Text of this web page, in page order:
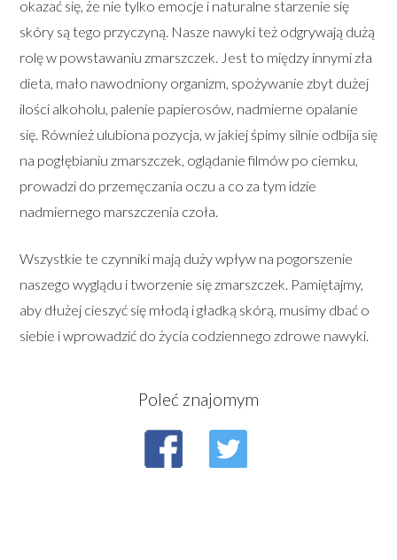
okazać się, że nie tylko emocje i naturalne starzenie się
skóry są tego przyczyną. Nasze nawyki też odgrywają dużą
rolę w powstawaniu zmarszczek. Jest to między innymi zła
dieta, mało nawodniony organizm, spożywanie zbyt dużej
ilości alkoholu, palenie papierosów, nadmierne opalanie
się. Również ulubiona pozycja, w jakiej śpimy silnie odbija się
na pogłębianiu zmarszczek, oglądanie filmów po ciemku,
prowadzi do przemęczania oczu a co za tym idzie
nadmiernego marszczenia czoła.
Wszystkie te czynniki mają duży wpływ na pogorszenie
naszego wyglądu i tworzenie się zmarszczek. Pamiętajmy,
aby dłużej cieszyć się młodą i gładką skórą, musimy dbać o
siebie i wprowadzić do życia codziennego zdrowe nawyki.
Poleć znajomym